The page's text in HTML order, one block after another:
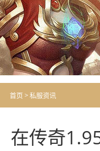
首页 >私服资讯
在传奇